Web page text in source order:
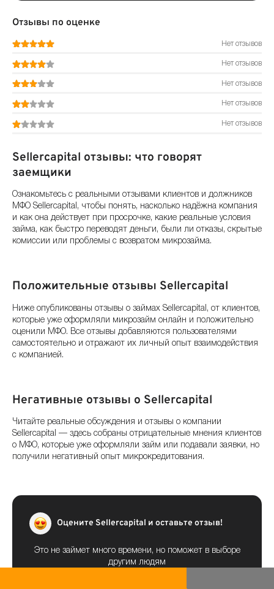
Отзывы по оценке
Нет отзывов
Нет отзывов
Нет отзывов
Нет отзывов
Нет отзывов
Sellercapital отзывы: что говорят
заемщики
Ознакомьтесь с реальными отзывами клиентов и должников
МФО Sellercapital, чтобы понять, насколько надёжна компания
и как она действует при просрочке, какие реальные условия
займа, как быстро переводят деньги, были ли отказы, скрытые
комиссии или проблемы с возвратом микрозайма.
Положительные отзывы Sellercapital
Ниже опубликованы отзывы о займах Sellercapital, от клиентов,
которые уже оформляли микрозайм онлайн и положительно
оценили МФО. Все отзывы добавляются пользователями
самостоятельно и отражают их личный опыт взаимодействия
с компанией.
Негативные отзывы о Sellercapital
Читайте реальные обсуждения и отзывы о компании
Sellercapital — здесь собраны отрицательные мнения клиентов
о МФО, которые уже оформляли займ или подавали заявки, но
получили негативный опыт микрокредитования.
Оцените Sellercapital и оставьте отзыв!
Это не займет много времени, но поможет в выборе
другим людям